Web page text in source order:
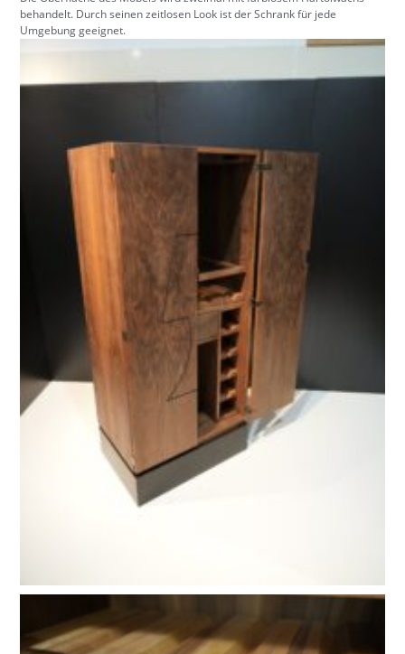
behandelt. Durch seinen zeitlosen Look ist der Schrank für jede
Umgebung geeignet.